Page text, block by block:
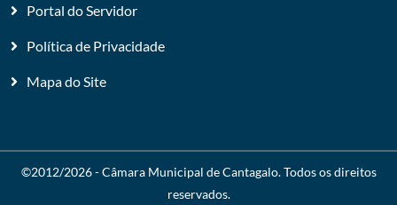
Portal do Servidor
Política de Privacidade
Mapa do Site
©2012/2026 -Câmara Municipal de Cantagalo. Todos os direitos
reservados.